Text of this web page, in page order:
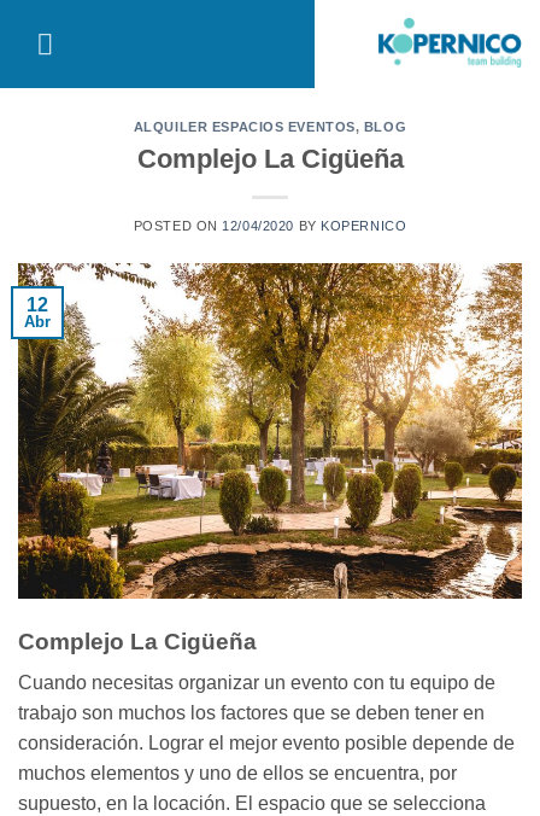
ALQUILER ESPACIOS EVENTOS, BLOG
Complejo La Cigüeña
POSTED ON 12/04/2020 BY KOPERNICO
12
Abr
Complejo La Cigüeña
Cuando necesitas organizar un evento con tu equipo de
trabajo son muchos los factores que se deben tener en
consideración. Lograr el mejor evento posible depende de
muchos elementos y uno de ellos se encuentra, por
supuesto, en la locación. El espacio que se selecciona